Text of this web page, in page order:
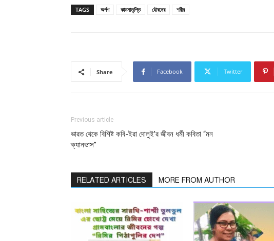
TAGS অর্পণ কামনাতৃপ্তি যৌবনের শরীর
Share Facebook Twitter
Previous article
ভারত থেকে বিশিষ্ট কবি-ইরা দোলুই’র জীবন ধর্মী কবিতা “মন
ক্যানভাস”
RELATED ARTICLES MORE FROM AUTHOR